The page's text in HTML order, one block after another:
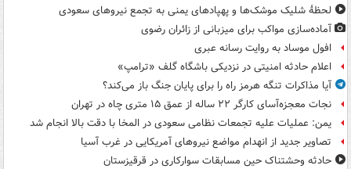
لحظۀ شلیک موشک‌ها و پهپادهای یمنی به تجمع نیروهای سعودی
آماده‌سازی مواکب برای میزبانی از زائران رضوی
افول موساد به روایت رسانه عبری
اعلام حادثه امنیتی در نزدیکی باشگاه گلف «ترامپ»
آیا مذاکرات تنگه هرمز راه را برای پایان جنگ باز می‌کند؟
نجات معجزه‌آسای کارگر ۲۲ ساله از عمق ۱۵ متری چاه در تهران
یمن: عملیات علیه تجمعات نظامی سعودی در المخا با دقت بالا انجام شد
تصاویر جدید از انهدام مواضع نیروهای آمریکایی در غرب آسیا
حادثه وحشتناک حین مسابقات سوارکاری در قرقیزستان